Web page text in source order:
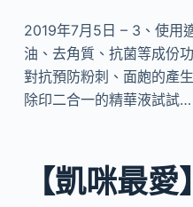
2019年7月5日 – 3、使用
油、去角質、抗菌等成份
對抗預防粉刺、面皰的產
除印二合一的精華液試試…
【凱咪最